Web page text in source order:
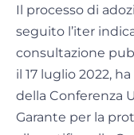
Il processo di
seguito l’iter
consultazione
il 17 luglio 2022,
della Conferenza
Garante per la